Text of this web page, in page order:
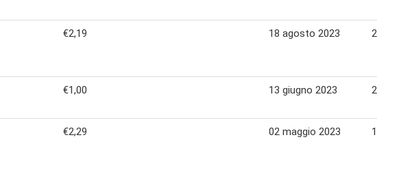
€2,19 18 agosto 2023 29
€1,00 13 giugno 2023 22
€2,29 02 maggio 2023 11